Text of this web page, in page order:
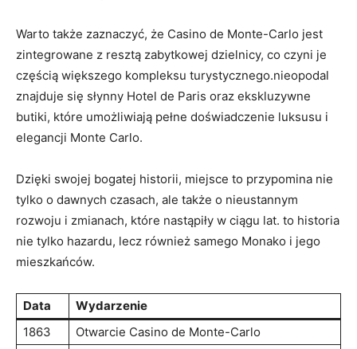
Warto także zaznaczyć, że ⁤Casino de Monte-Carlo jest
zintegrowane ​z resztą zabytkowej dzielnicy,‍ co czyni je
częścią większego kompleksu turystycznego.nieopodal
znajduje się⁤ słynny Hotel ‍de Paris oraz⁤ ekskluzywne
‍butiki, które umożliwiają‌ pełne doświadczenie luksusu i
elegancji Monte Carlo.
Dzięki swojej bogatej historii, miejsce‍ to przypomina ‌nie
tylko o ⁤dawnych czasach, ale także o ​nieustannym
rozwoju i⁢ zmianach, które nastąpiły⁢ w ciągu lat. to historia
nie tylko ​hazardu,‍ lecz również samego Monako i jego
⁢mieszkańców.
Data
Wydarzenie
1863
Otwarcie Casino de Monte-Carlo